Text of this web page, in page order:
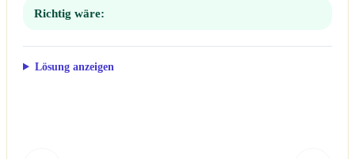
Richtig wäre:
Lösung anzeigen